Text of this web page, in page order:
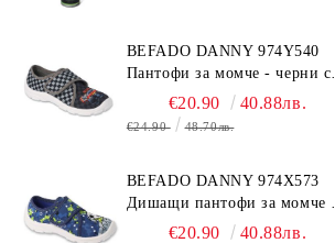
BEFADO DANNY 974Y540
Пантофи за момче - черни с
€20.90 40.88лв.
€24.90 48.70лв.
BEFADO DANNY 974X573
Дишащи пантофи за момче -
сини с топка
€20.90 40.88лв.